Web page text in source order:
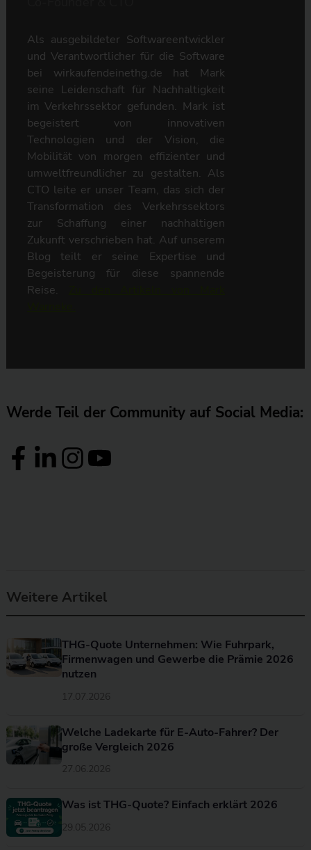
Als ausgebildeter Softwareentwickler
und Verantwortlicher für die Software
bei wirkaufendeinethg.de hat Mark
seine Leidenschaft für Nachhaltigkeit
im Verkehrssektor gefunden. Mark ist
begeistert von innovativen
Technologien und der Vision, die
Mobilität von morgen effizienter und
umweltfreundlicher zu gestalten. Als
CTO leite er unser Team, das sich der
Transformation des Verkehrssektors
zur Schaffung einer nachhaltigen
Zukunft verschrieben hat. Auf unserem
Blog teilt er seine Expertise und
Begeisterung für diese spannende
Reise.
Werde Teil der Community auf Social Media:
Weitere Artikel
THG-Quote Unternehmen: Wie Fuhrpark,
Firmenwagen und Gewerbe die Prämie 2026
nutzen
17.07.2026
Welche Ladekarte für E-Auto-Fahrer? Der
große Vergleich 2026
27.06.2026
Was ist THG-Quote? Einfach erklärt 2026
29.05.2026